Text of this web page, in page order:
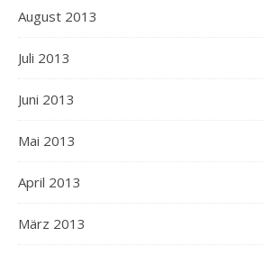
August 2013
Juli 2013
Juni 2013
Mai 2013
April 2013
März 2013